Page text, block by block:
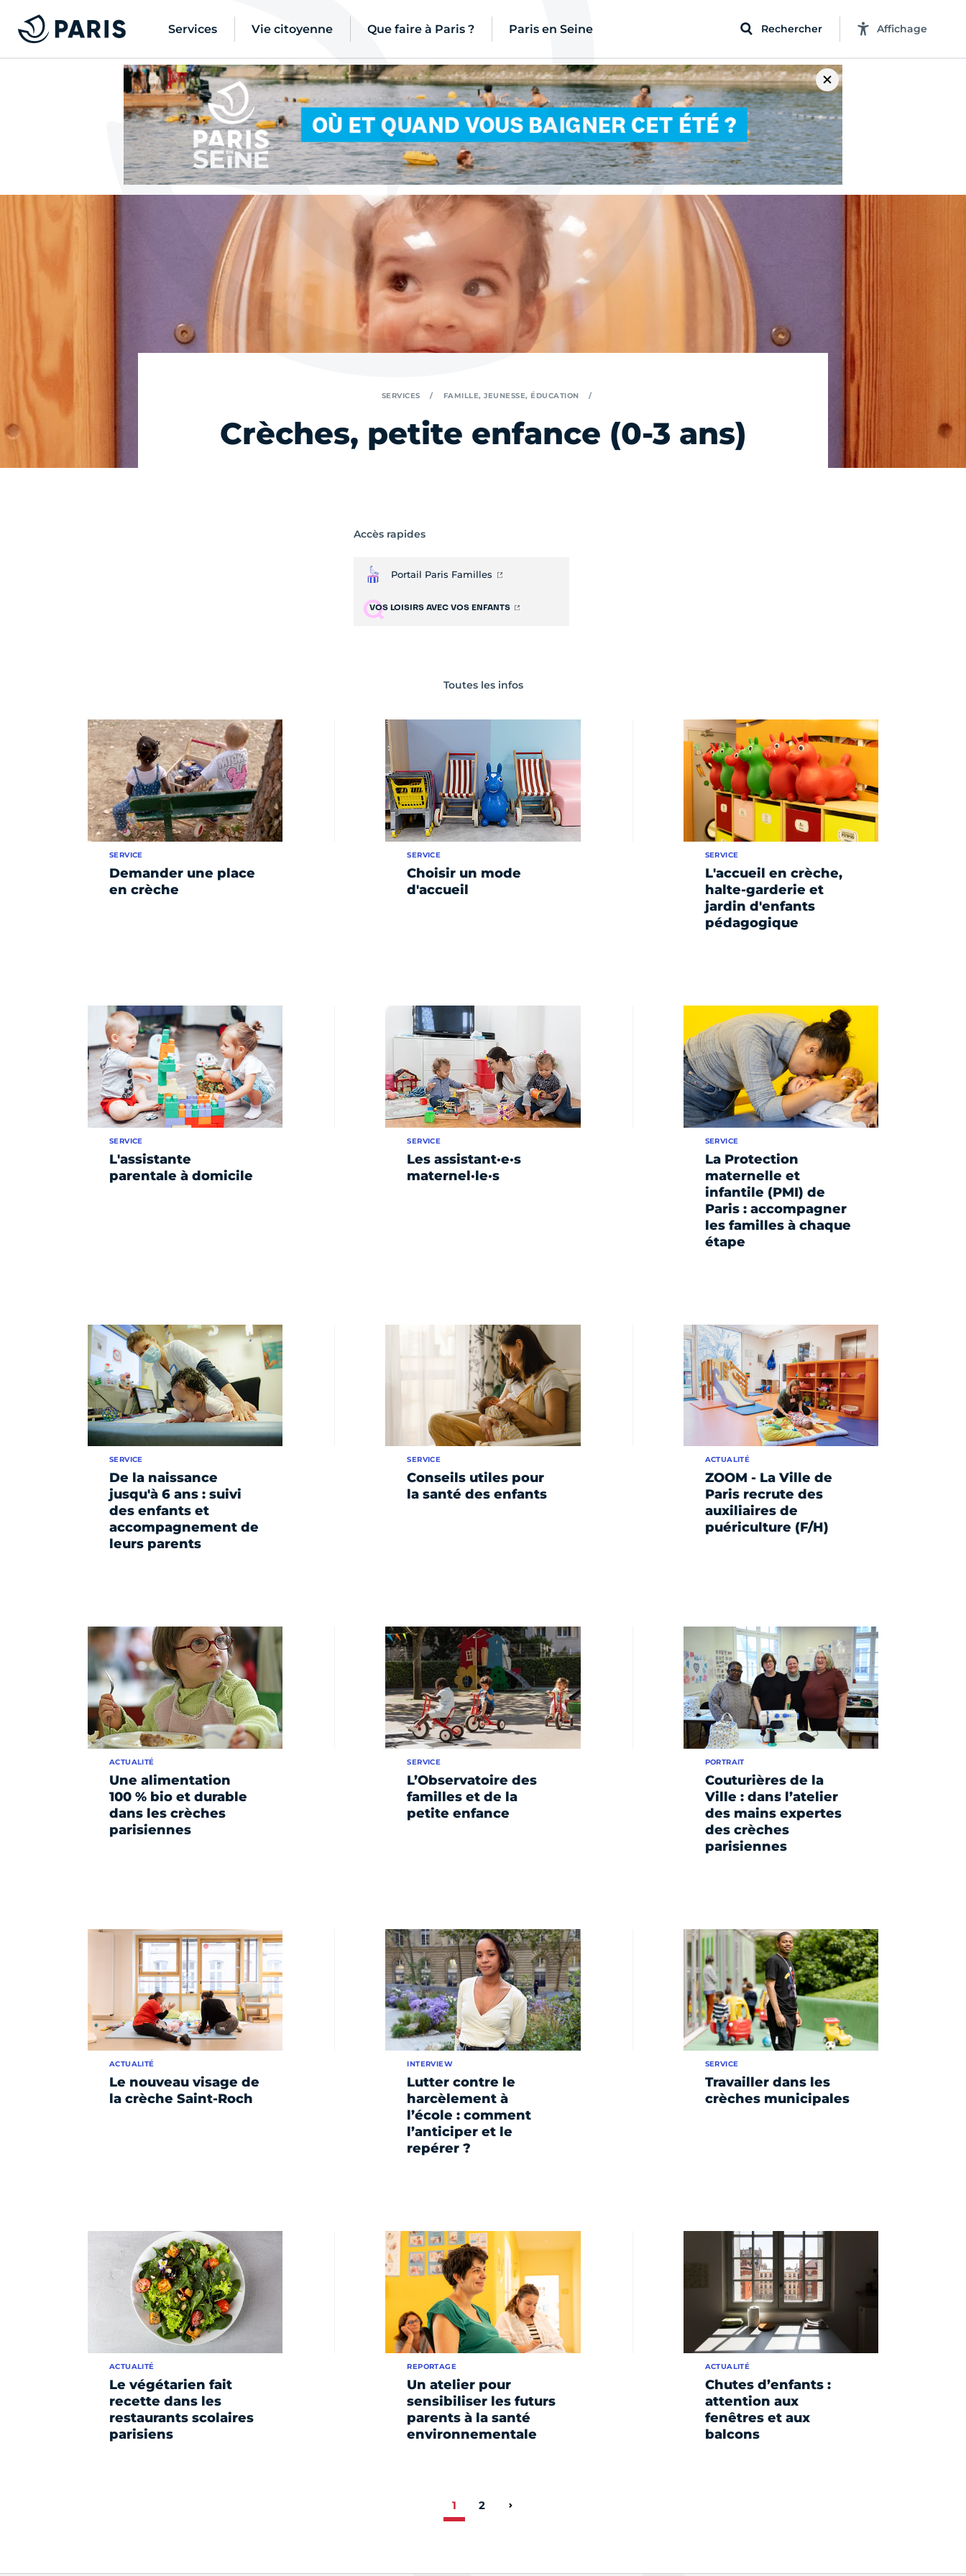
Services Vie citoyenne Que faire à Paris ? Paris en Seine Rechercher Affichage
SERVICES FAMILLE, JEUNESSE, ÉDUCATION
Crèches, petite enfance (0-3 ans)
Accès rapides
Portail Paris Familles
VOS LOISIRS AVEC VOS ENFANTS
Toutes les infos
Demander une place
en crèche
SERVICE
Choisir un mode
d'accueil
SERVICE
L'accueil en crèche,
halte-garderie et
jardin d'enfants
pédagogique
SERVICE
L'assistante
parentale à domicile
SERVICE
Les assistant·e·s
maternel·le·s
SERVICE
La Protection
maternelle et
infantile (PMI) de
Paris : accompagner
les familles à chaque
étape
SERVICE
De la naissance
jusqu'à 6 ans : suivi
des enfants et
accompagnement de
leurs parents
SERVICE
Conseils utiles pour
la santé des enfants
SERVICE
ZOOM - La Ville de
Paris recrute des
auxiliaires de
puériculture (F/H)
ACTUALITÉ
Une alimentation
100 % bio et durable
dans les crèches
parisiennes
ACTUALITÉ
L’Observatoire des
familles et de la
petite enfance
SERVICE
Couturières de la
Ville : dans l’atelier
des mains expertes
des crèches
parisiennes
PORTRAIT
Le nouveau visage de
la crèche Saint-Roch
ACTUALITÉ
Lutter contre le
harcèlement à
l’école : comment
l’anticiper et le
repérer ?
INTERVIEW
Travailler dans les
crèches municipales
SERVICE
Le végétarien fait
recette dans les
restaurants scolaires
parisiens
ACTUALITÉ
Un atelier pour
sensibiliser les futurs
parents à la santé
environnementale
REPORTAGE
Chutes d’enfants :
attention aux
fenêtres et aux
balcons
ACTUALITÉ
1 2 Page suivante